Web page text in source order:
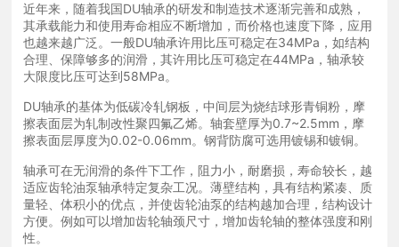
近年来，随着我国DU轴承的研发和制造技术逐渐完善和成熟，
其承载能力和使用寿命相应不断增加，而价格也速度下降，应用
也越来越广泛。一般DU轴承许用比压可稳定在34MPa，如结构
合理、保障够多的润滑，其许用比压可稳定在44MPa，轴承较
大限度比压可达到58MPa。
DU轴承的基体为低碳冷轧钢板，中间层为烧结球形青铜粉，摩
擦表面层为轧制改性聚四氟乙烯。轴套壁厚为0.7~2.5mm，摩
擦表面层厚度为0.02-0.06mm。钢背防腐可选用镀锡和镀铜。
轴承可在无润滑的条件下工作，阻力小，耐磨损，寿命较长，越
适应齿轮油泵轴承特定复杂工况。薄壁结构，具有结构紧凑、质
量轻、体积小的优点，并使齿轮油泵的结构越加合理，结构设计
方便。例如可以增加齿轮轴颈尺寸，增加齿轮轴的整体强度和刚
性。